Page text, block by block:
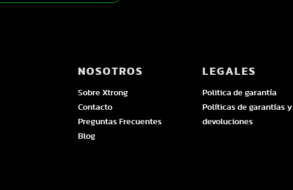
NOSOTROS
Sobre Xtrong
Contacto
Preguntas Frecuentes
Blog
LEGALES
Politica de garantía
Políticas de garantías y
devoluciones